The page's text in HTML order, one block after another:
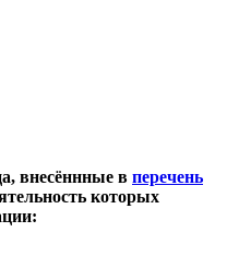
внесённные в перечень
которых